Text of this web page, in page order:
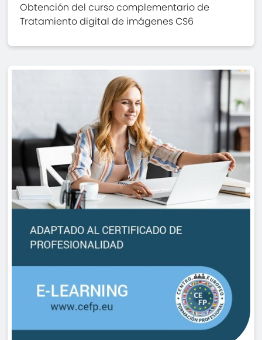
Obtención del curso complementario de
Tratamiento digital de imágenes CS6